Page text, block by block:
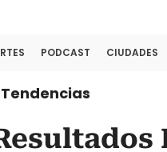
PODCAST CIUDADES
Tendencias